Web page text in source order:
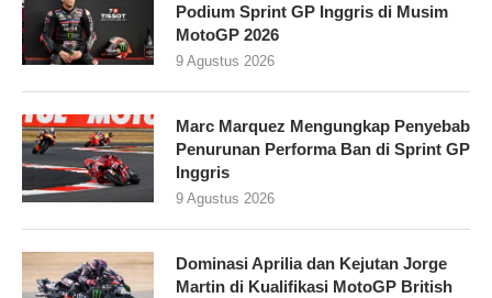
Podium Sprint GP Inggris di Musim
MotoGP 2026
9 Agustus 2026
Marc Marquez Mengungkap Penyebab
Penurunan Performa Ban di Sprint GP
Inggris
9 Agustus 2026
Dominasi Aprilia dan Kejutan Jorge
Martin di Kualifikasi MotoGP British